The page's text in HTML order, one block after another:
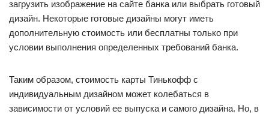
загрузить изображение на сайте банка или выбрать готовый
дизайн. Некоторые готовые дизайны могут иметь
дополнительную стоимость или бесплатны только при
условии выполнения определенных требований банка.
Таким образом, стоимость карты Тинькофф с
индивидуальным дизайном может колебаться в
зависимости от условий ее выпуска и самого дизайна. Но, в